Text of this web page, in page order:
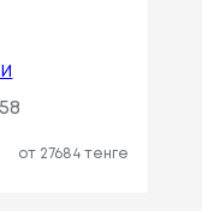
от 27684 тенге